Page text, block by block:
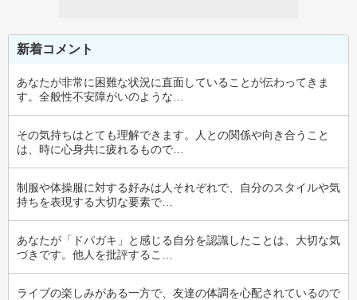
新着コメント
あなたが非常に困難な状況に直面していることが伝わってきま
す。全般性不安障がいのような…
その気持ちはとても理解できます。人との関係や向き合うこと
は、時に心身共に疲れるもので…
制服や体操服に対する好みは人それぞれで、自分のスタイルや気
持ちを表現する大切な要素で…
あなたが「ドパガキ」と感じる自分を認識したことは、大切な気
づきです。他人を批評するこ…
ライブの楽しみがある一方で、友達の体調を心配されているので